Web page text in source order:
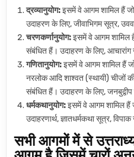
द्रव्यानुयोग:इसमें वे आगम शामिल हैं
उदाहरण के लिए, जीवाभिगम सूत्र,
चरणकर्णानुयोग:इसमें वे आगम शामिल
संबंधित हैं। उदाहरण के लिए,
गणितानुयोग:इसमें वे आगम शामिल हैं
नरलोक आदि शाश्वत (स्थायी) चीजों
संबंधित हैं। उदाहरण के लिए, जनबुद्वीप
धर्मकथानुयोग:इसमें वे आगम शामिल हैं
उदाहरणार्थ, ज्ञातधर्मकथा सूत्र,
सभी आगमों में से